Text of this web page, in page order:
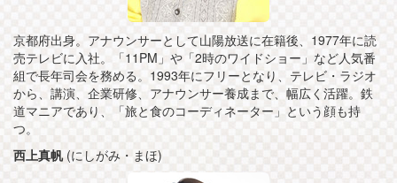
京都府出身。アナウンサーとして山陽放送に在籍後、1977年に読
売テレビに入社。「11PM」や「2時のワイドショー」など人気番
組で長年司会を務める。1993年にフリーとなり、テレビ・ラジオ
から、講演、企業研修、アナウンサー養成まで、幅広く活躍。鉄
道マニアであり、「旅と食のコーディネーター」という顔も持
つ。
西上真帆(にしがみ・まほ)